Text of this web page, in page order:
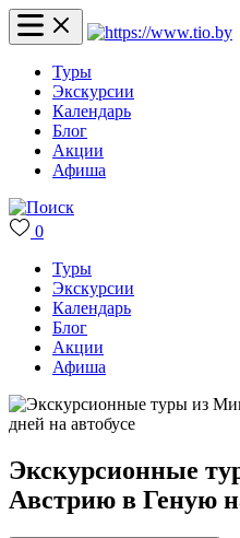
Туры
Экскурсии
Календарь
Блог
Акции
Афиша
0
Туры
Экскурсии
Календарь
Блог
Акции
Афиша
Экскурсионные
Австрию в Геную